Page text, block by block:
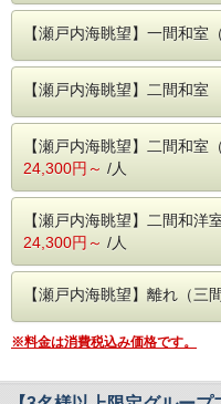
【露天風呂
男性05：
00
【室内
女性05：
00
大浴場 内
【男湯・
■播州赤穂
迎え時刻
送り時刻
約をお願
新鮮な真鯛を
塩の名産地・
小：4，400円
中：6，600円
大：8，800円
※予約時の「備
の湯」～
疲労回復
しみ頂けま
朝食：和定食
※２階お食事
■小学生のお子
となります。
［内容一例］
前菜、椀物、
［内容一例］
チキンライ
コロッケ・ハ
◇◆◇お食事
※当日の仕入
※朝食は和定食
までご連絡下
・プラン予約
ポンは適用さ
1. 当館公式ホ
※お支払方法は
2. STAYNAVI
手続き＆決済
3. チェックイ
（印刷もしく
【プラン内容】
おとなの旅を
限定特典付のお
おとなの皆様
【瀬戸内海眺望】一間和室
【瀬戸内海眺望】二間和室
【瀬戸内海眺望】二間和
24,300円～ /人
【瀬戸内海眺望】二間和
24,300円～ /人
【瀬戸内海眺望】離れ（三
※料金は消費税込み価格です。